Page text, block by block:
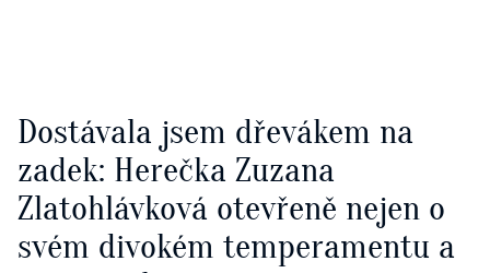
Dostávala jsem dřevákem na
zadek: Herečka Zuzana
Zlatohlávková otevřeně nejen o
svém divokém temperamentu a